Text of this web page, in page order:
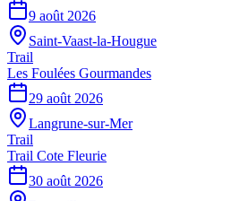
9 août 2026
Saint-Vaast-la-Hougue
Trail
Les Foulées Gourmandes
29 août 2026
Langrune-sur-Mer
Trail
Trail Cote Fleurie
30 août 2026